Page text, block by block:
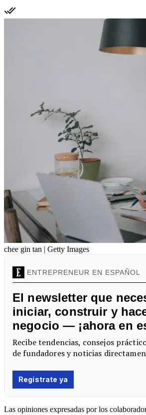
chee gin tan | Getty Images
Las opiniones expresadas por los